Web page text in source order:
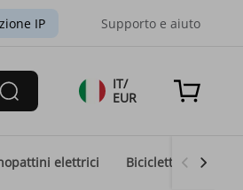
IP Supporto e aiuto
IT/
EUR
elettrici Biciclette elettriche